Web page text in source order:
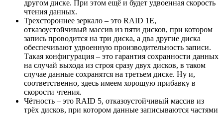
другом диске. При этом ещё и будет удвоенная скорость
чтения данных.
Трехстороннее зеркало – это RAID 1E,
отказоустойчивый массив из пяти дисков, при котором
запись проводится на три диска, а два другие диска
обеспечивают удвоенную производительность записи.
Такая конфигурация – это гарантия сохранности данных
на случай выхода из строя сразу двух дисков, в таком
случае данные сохранятся на третьем диске. Ну и,
соответственно, здесь имеем хорошую прибавку в
скорости чтения.
Чётность – это RAID 5, отказоустойчивый массив из
трёх дисков, при котором данные записываются частями